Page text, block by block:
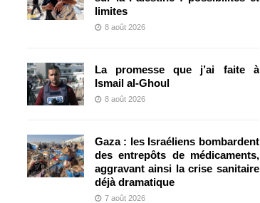
limites
8 août 2026
La promesse que j’ai faite à
Ismail al-Ghoul
8 août 2026
Gaza : les Israéliens bombardent
des entrepôts de médicaments,
aggravant ainsi la crise sanitaire
déjà dramatique
7 août 2026